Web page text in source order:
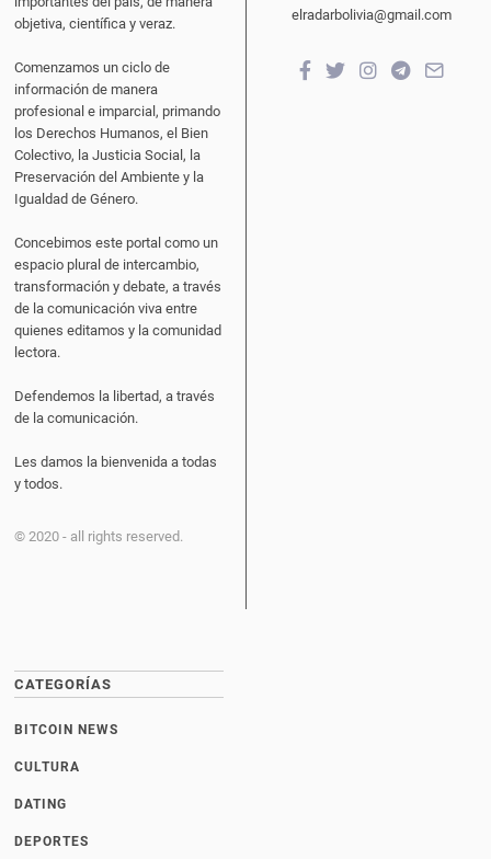
objetiva, científica y veraz.
Comenzamos un ciclo de
información de manera
profesional e imparcial, primando
los Derechos Humanos, el Bien
Colectivo, la Justicia Social, la
Preservación del Ambiente y la
Igualdad de Género.
Concebimos este portal como un
espacio plural de intercambio,
transformación y debate, a través
de la comunicación viva entre
quienes editamos y la comunidad
lectora.
Defendemos la libertad, a través
de la comunicación.
Les damos la bienvenida a todas
y todos.
© 2020 - all rights reserved.
elradarbolivia@gmail.com
CATEGORÍAS
BITCOIN NEWS
CULTURA
DATING
DEPORTES